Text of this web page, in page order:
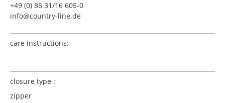
+49 (0) 86 31/16 605-0
info@country-line.de
care instructions:
closure type :
zipper